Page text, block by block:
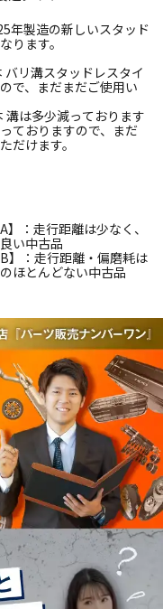
年製造の新しいスタッド
ります。
バリ溝スタッドレスタイ
で、まだまだご使用い
溝は多少減っております
ておりますので、まだ
だけます。
】：走行距離は少なく、
い中古品
B】：走行距離・偏磨耗は
ほとんどない中古品